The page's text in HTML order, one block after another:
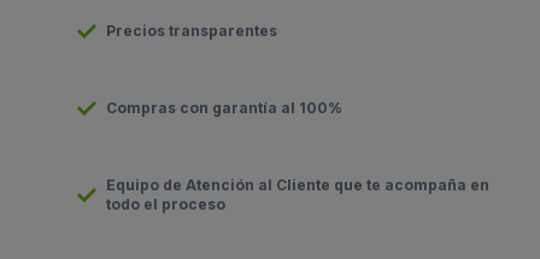
Precios transparentes
Compras con garantía al 100%
Equipo de Atención al Cliente que te acompaña en
todo el proceso